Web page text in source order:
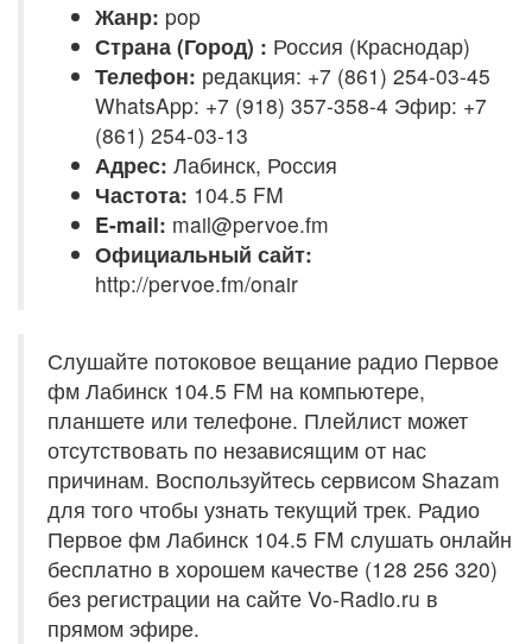
Жанр: pop
Страна (Город) : Россия (Краснодар)
Телефон: редакция: +7 (861) 254-03-45
WhatsApp: +7 (918) 357-358-4 Эфир: +7
(861) 254-03-13
Адрес: Лабинск, Россия
Частота: 104.5 FM
E-mail: mail@pervoe.fm
Официальный сайт:
http://pervoe.fm/onair
Слушайте потоковое вещание радио Первое
фм Лабинск 104.5 FM на компьютере,
планшете или телефоне. Плейлист может
отсутствовать по независящим от нас
причинам. Воспользуйтесь сервисом Shazam
для того чтобы узнать текущий трек. Радио
Первое фм Лабинск 104.5 FM слушать онлайн
бесплатно в хорошем качестве (128 256 320)
без регистрации на сайте Vo-Radio.ru в
прямом эфире.